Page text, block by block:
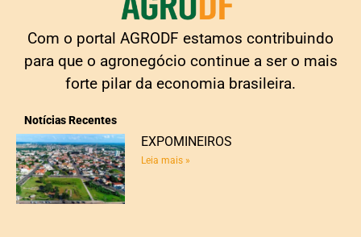
Com o portal AGRODF estamos contribuindo
para que o agronegócio continue a ser o mais
forte pilar da economia brasileira.
Notícias Recentes
EXPOMINEIROS
Leia mais »